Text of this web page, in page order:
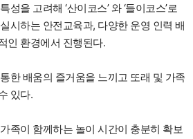
을 고려해 ‘산이코스’ 와 ‘들이코스’로
시하는 안전교육과, 다양한 운영 인력 배
인 환경에서 진행된다.
한 배움의 즐거움을 느끼고 또래 및 가족
있다.
족이 함께하는 놀이 시간이 충분히 확보